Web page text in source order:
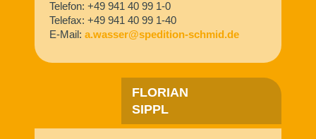
Telefon: +49 941 40 99 1-0
Telefax: +49 941 40 99 1-40
E-Mail: a.wasser@spedition-schmid.de
FLORIAN
SIPPL